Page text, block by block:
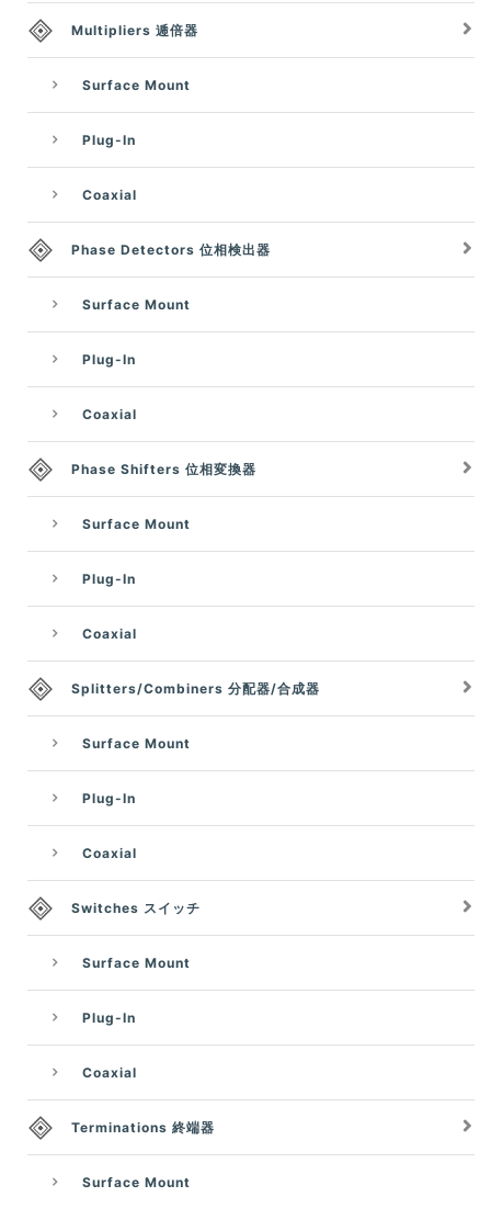
Multipliers 逓倍器
Surface Mount
Plug-In
Coaxial
Phase Detectors 位相検出器
Surface Mount
Plug-In
Coaxial
Phase Shifters 位相変換器
Surface Mount
Plug-In
Coaxial
Splitters/Combiners 分配器/合成器
Surface Mount
Plug-In
Coaxial
Switches スイッチ
Surface Mount
Plug-In
Coaxial
Terminations 終端器
Surface Mount